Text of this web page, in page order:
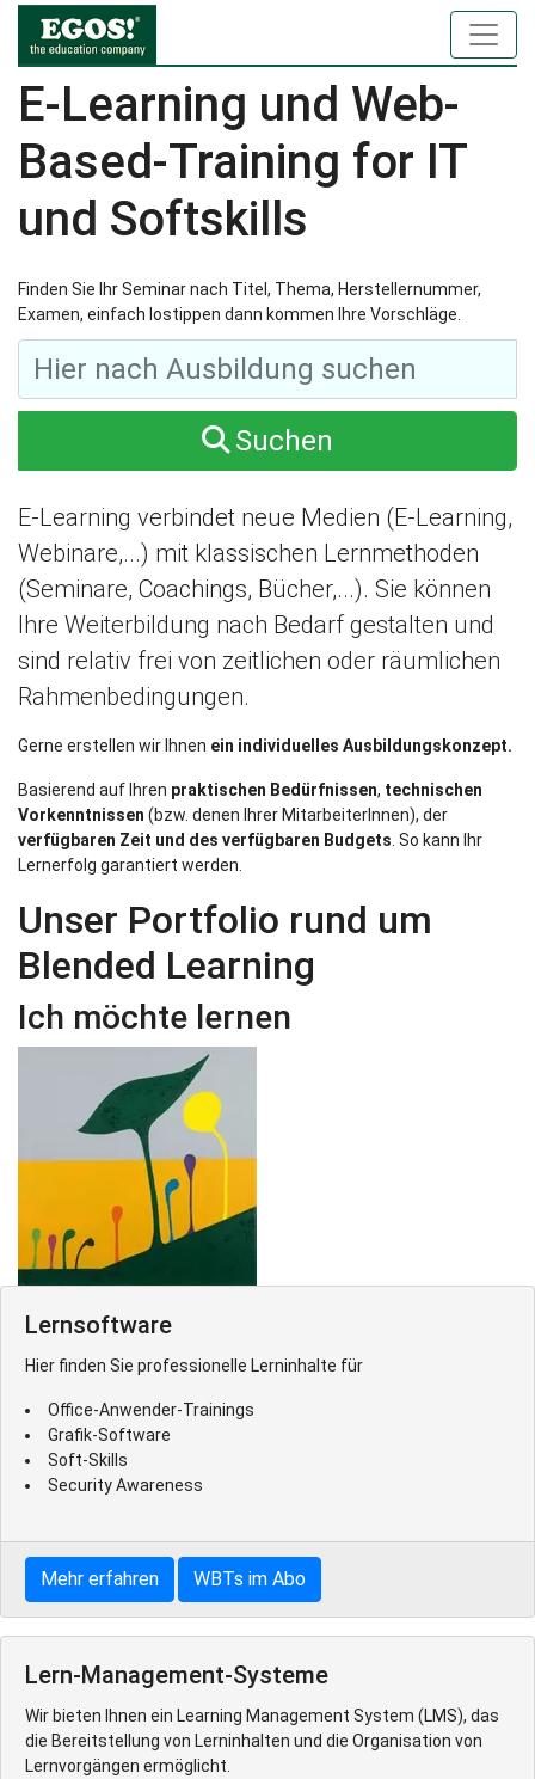
E-Learning und Web-
Based-Training for IT
und Softskills
Finden Sie Ihr Seminar nach Titel, Thema, Herstellernummer,
Examen, einfach lostippen dann kommen Ihre Vorschläge.
Suchen
E-Learning verbindet neue Medien (E-Learning,
Webinare,...) mit klassischen Lernmethoden
(Seminare, Coachings, Bücher,...). Sie können
Ihre Weiterbildung nach Bedarf gestalten und
sind relativ frei von zeitlichen oder räumlichen
Rahmenbedingungen.
Gerne erstellen wir Ihnen ein individuelles Ausbildungskonzept.
Basierend auf Ihren praktischen Bedürfnissen, technischen
Vorkenntnissen (bzw. denen Ihrer MitarbeiterInnen), der
verfügbaren Zeit und des verfügbaren Budgets . So kann Ihr
Lernerfolg garantiert werden.
Unser Portfolio rund um
Blended Learning
Ich möchte lernen
Lernsoftware
Hier finden Sie professionelle Lerninhalte für
Office-Anwender-Trainings
Grafik-Software
Soft-Skills
Security Awareness
Mehr erfahren WBTs im Abo
Lern-Management-Systeme
Wir bieten Ihnen ein Learning Management System (LMS), das
die Bereitstellung von Lerninhalten und die Organisation von
Lernvorgängen ermöglicht.